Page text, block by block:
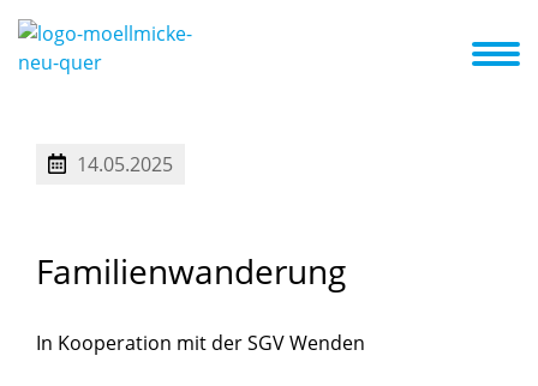
wirAktuelles KiTa ABC
14.05.2025
Familienwanderung
In Kooperation mit der SGV Wenden